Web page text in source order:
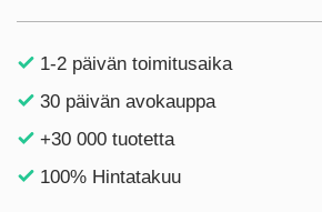
1-2 päivän toimitusaika
30 päivän avokauppa
+30 000 tuotetta
100% Hintatakuu